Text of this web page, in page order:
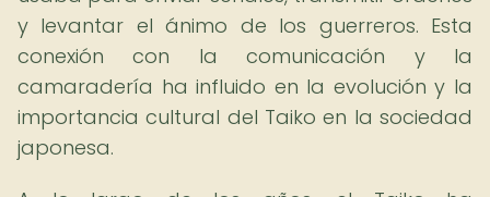
y levantar el ánimo de los guerreros. Esta
conexión con la comunicación y la
camaradería ha influido en la evolución y la
importancia cultural del Taiko en la sociedad
japonesa.